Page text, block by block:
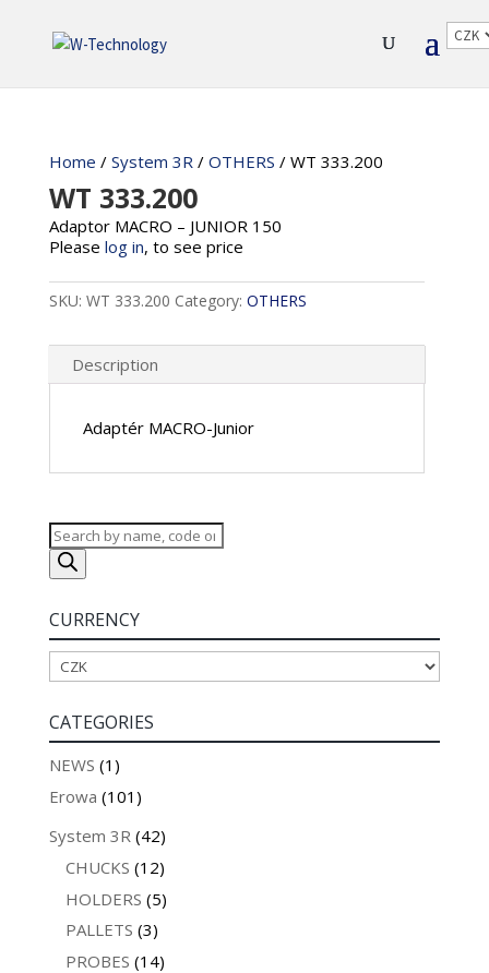
Home / System 3R/ OTHERS / WT 333.200
WT 333.200
Please log in, to see price
Adaptor MACRO – JUNIOR 150
SKU: WT 333.200 Category: OTHERS
Description
Adaptér MACRO-Junior
Products
search
CURRENCY
CATEGORIES
NEWS (1)
Erowa (101)
System 3R (42)
CHUCKS (12)
HOLDERS (5)
PALLETS (3)
PROBES (14)